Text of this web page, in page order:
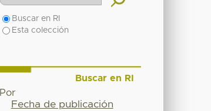
Buscar en RI
Esta colección
Buscar en RI
Por
Fecha de publicación